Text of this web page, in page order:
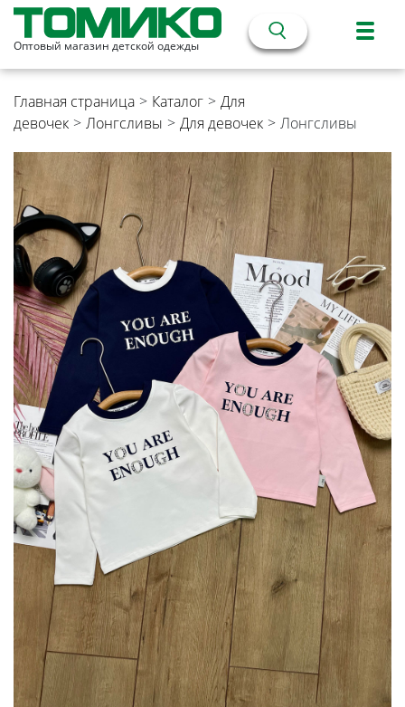
Оптовый магазин детской одежды
Главная страница > Каталог > Для
девочек > Лонгсливы > Для девочек > Лонгсливы